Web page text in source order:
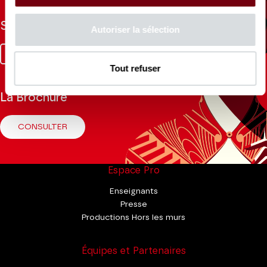
Autoriser la sélection
Tout refuser
Suivez-nous
FacebookInstagram
Tik YoutubeLinkedin
La Brochure
CONSULTER
Espace Pro
Enseignants
Presse
Productions Hors les murs
Équipes et Partenaires